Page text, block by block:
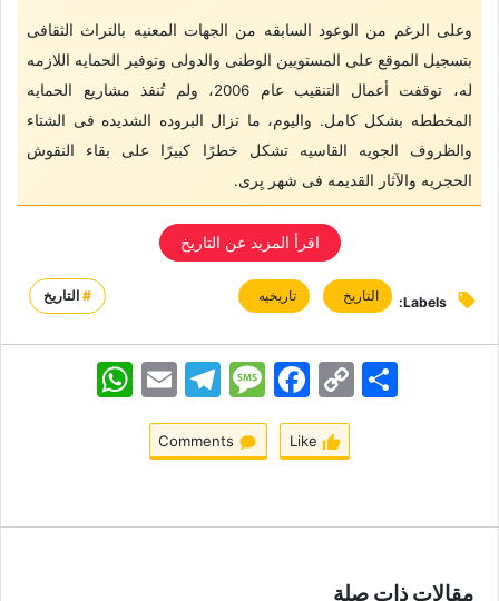
وعلى الرغم من الوعود السابقه من الجهات المعنیه بالتراث الثقافی
بتسجیل الموقع على المستویین الوطنی والدولی وتوفیر الحمایه اللازمه
له، توقفت أعمال التنقیب عام 2006، ولم تُنفذ مشاریع الحمایه
المخططه بشکل کامل. والیوم، ما تزال البروده الشدیده فی الشتاء
والظروف الجویه القاسیه تشکل خطرًا کبیرًا على بقاء النقوش
الحجریه والآثار القدیمه فی شهر یِری.
اقرأ المزید عن التاریخ
Labels: التاریخ تاریخیه #التاريخ
WhatsApp EmailTelegramMessageFacebook Copy
Link
اشتراک
Like
Comments
مقالات ذات صلة